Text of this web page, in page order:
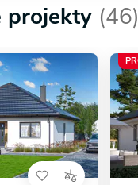
projekty (46)